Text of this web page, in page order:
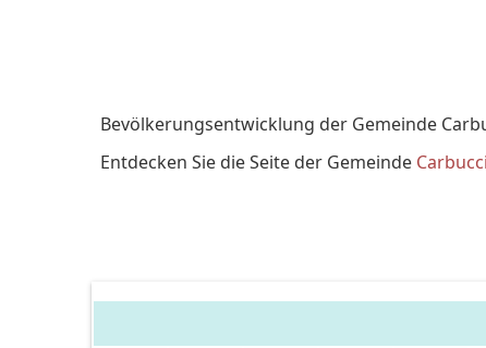
Bevölkerungsentwicklung der Gemeinde
Entdecken Sie die Seite der Gemeinde